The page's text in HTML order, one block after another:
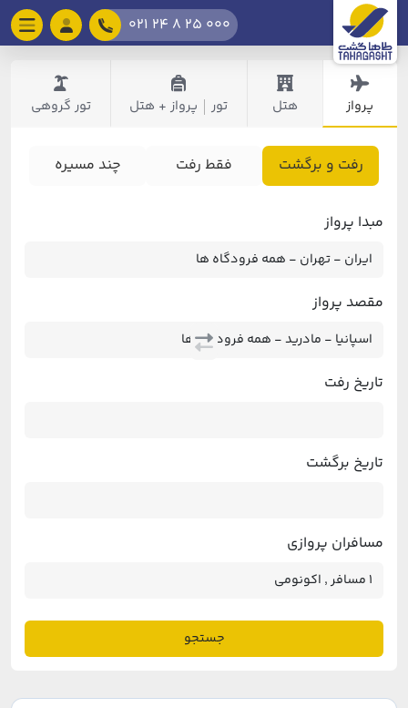
021 24 8 25 000
پرواز هتل تور پرواز + هتل تور گروهی
رفت و برگشت فقط رفت چند مسیره
مبدا پرواز
مقصد پرواز
تاریخ رفت
تاریخ برگشت
مسافران پروازی
جستجو